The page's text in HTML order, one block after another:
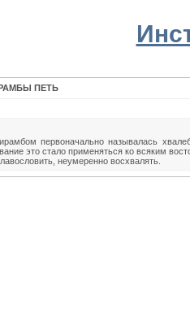
ПЕТЬ
первоначально называлась
это стало применяться ко всяким
неумеренно восхвалять.